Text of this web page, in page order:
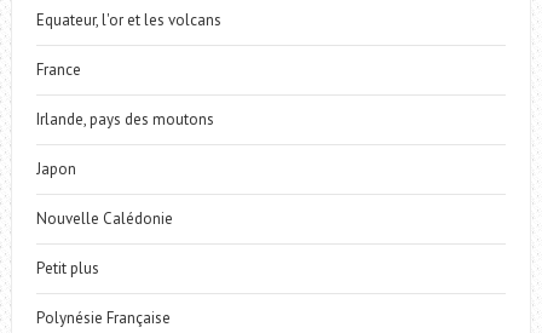
Equateur, l'or et les volcans
France
Irlande, pays des moutons
Japon
Nouvelle Calédonie
Petit plus
Polynésie Française